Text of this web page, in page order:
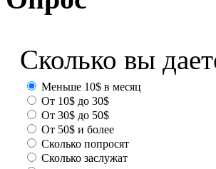
Сколько вы
Меньше 10$ в месяц
От 10$ до 30$
От 30$ до 50$
От 50$ и более
Сколько попросят
Сколько заслужат